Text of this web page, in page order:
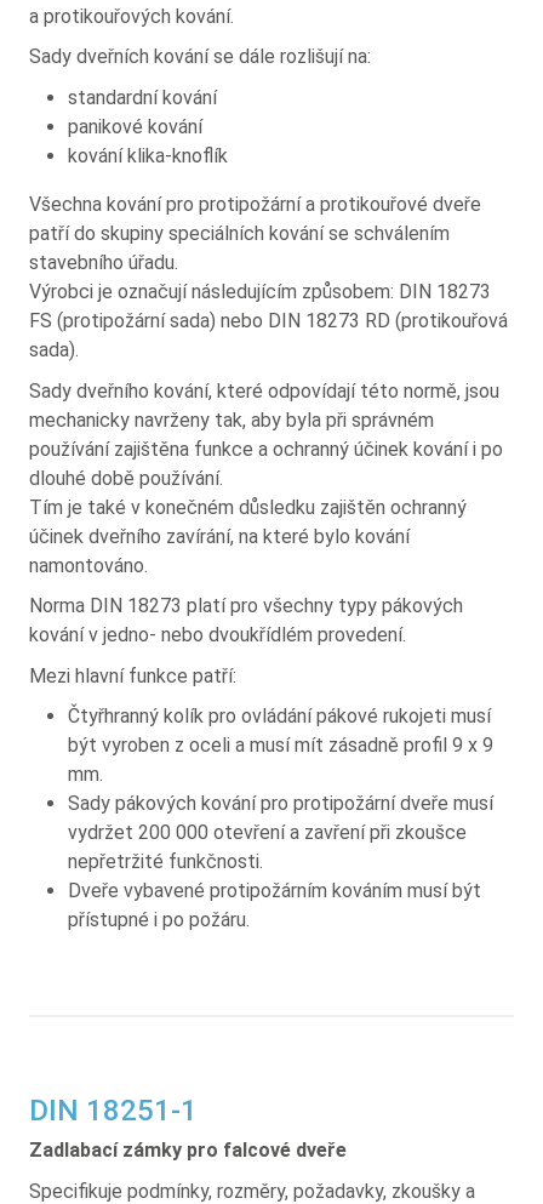
a protikouřových kování.
Sady dveřních kování se dále rozlišují na:
standardní kování
panikové kování
kování klika-knoflík
Všechna kování pro protipožární a protikouřové dveře
patří do skupiny speciálních kování se schválením
stavebního úřadu.
Výrobci je označují následujícím způsobem: DIN 18273
FS (protipožární sada) nebo DIN 18273 RD (protikouřová
sada).
Sady dveřního kování, které odpovídají této normě, jsou
mechanicky navrženy tak, aby byla při správném
používání zajištěna funkce a ochranný účinek kování i po
dlouhé době používání.
Tím je také v konečném důsledku zajištěn ochranný
účinek dveřního zavírání, na které bylo kování
namontováno.
Norma DIN 18273 platí pro všechny typy pákových
kování v jedno- nebo dvoukřídlém provedení.
Mezi hlavní funkce patří:
Čtyřhranný kolík pro ovládání pákové rukojeti musí
být vyroben z oceli a musí mít zásadně profil 9 x 9
mm.
Sady pákových kování pro protipožární dveře musí
vydržet 200 000 otevření a zavření při zkoušce
nepřetržité funkčnosti.
Dveře vybavené protipožárním kováním musí být
přístupné i po požáru.
DIN 18251-1
Zadlabací zámky pro falcové dveře
Specifikuje podmínky, rozměry, požadavky, zkoušky a